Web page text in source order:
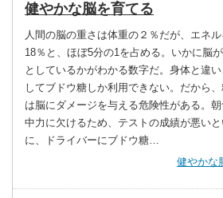
健やかな脳を育てる
人間の脳の重さは体重の２％だが、エネ
18％と、ほぼ5分の1を占める。いかに脳
としているかがわかる数字だ。身体と違
してブドウ糖しか利用できない。だから
は脳にダメージを与える危険性がある。
中力に欠けるため、テストの成績が悪い
に、ドライバーにブドウ糖…
健やかな